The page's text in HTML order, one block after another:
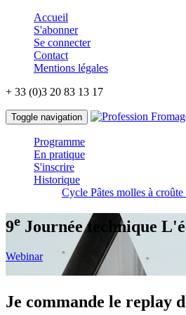
Accueil
S'abonner
Se connecter
Contact
Mentions légales
+ 33 (0)3 20 83 13 17
Toggle navigation
Programme
En pratique
S'inscrire
Historique
Cycle Pâtes molles à
9e Journée technique
Webinar
Je commande le replay